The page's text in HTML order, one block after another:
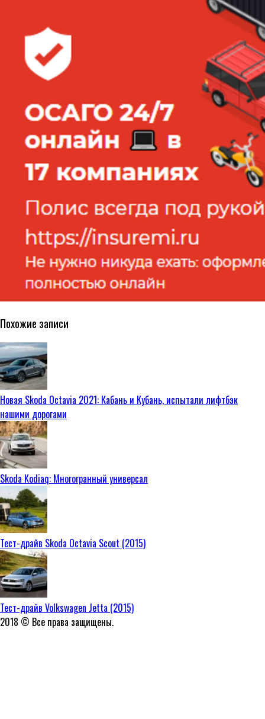
Похожие записи
Новая Skoda Octavia 2021: Кабань и Кубань, испытали лифтбэк
нашими дорогами
Skoda Kodiaq: Многогранный универсал
Тест-драйв Skoda Octavia Scout (2015)
Тест-драйв Volkswagen Jetta (2015)
2018 © Все права защищены.